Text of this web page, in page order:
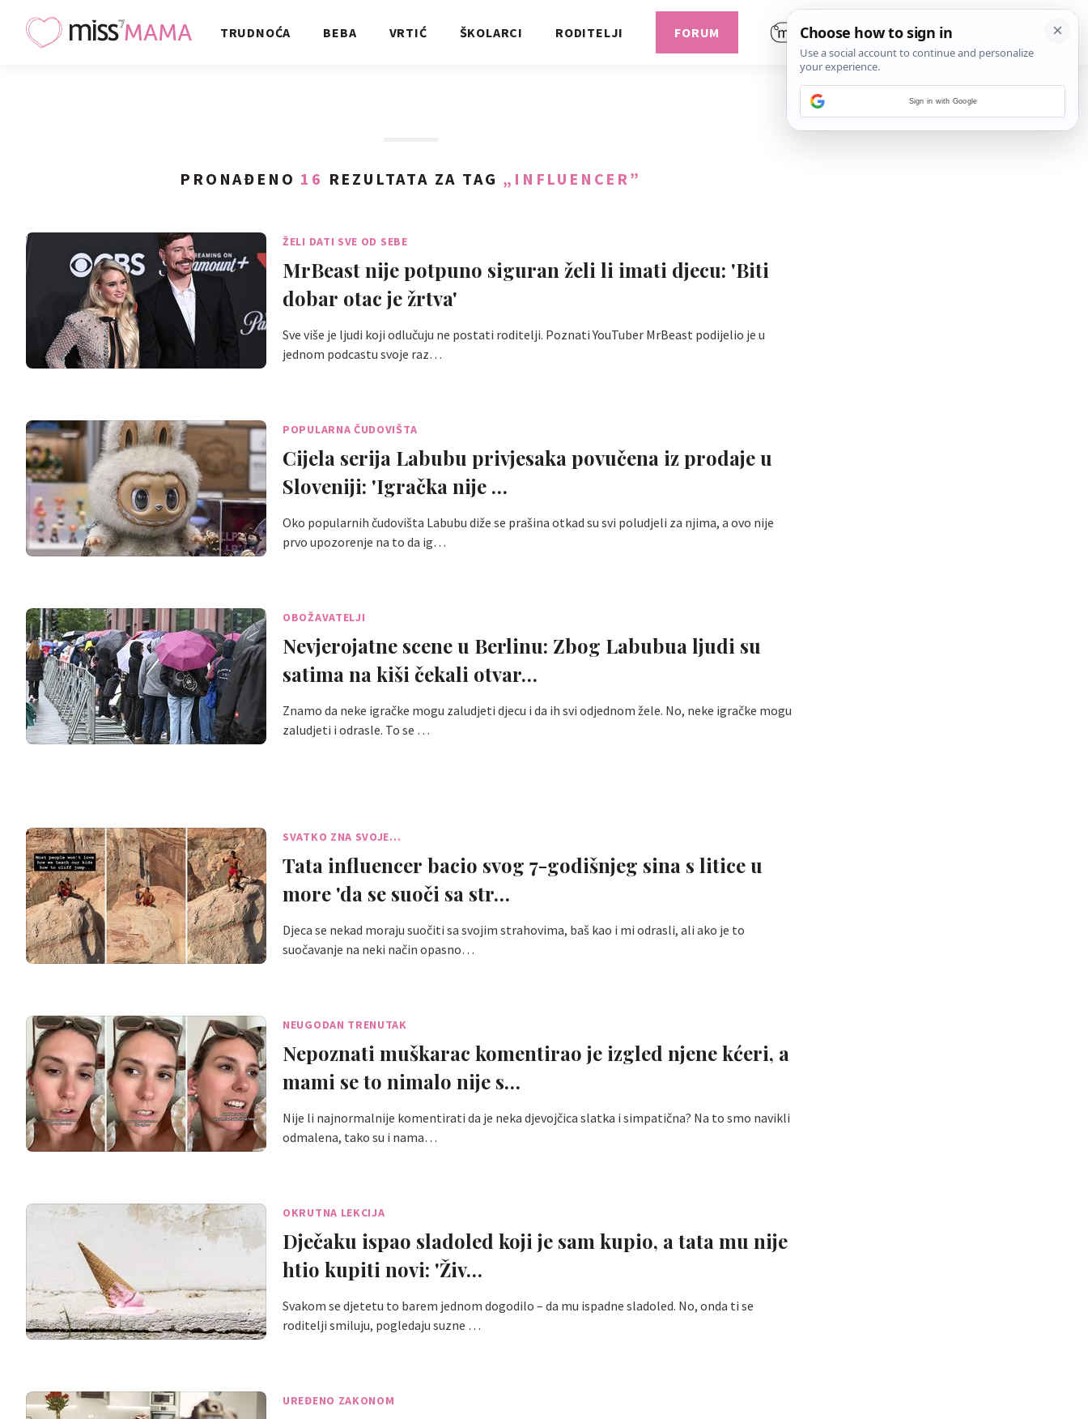
TRUDNOĆA BEBA VRTIĆ ŠKOLARCI RODITELJI FORUM
PRONAĐENO 16 REZULTATA ZA TAG „INFLUENCER”
ŽELI DATI SVE OD SEBE
MrBeast nije potpuno siguran želi li imati djecu: 'Biti
dobar otac je žrtva'
Sve više je ljudi koji odlučuju ne postati roditelji. Poznati YouTuber MrBeast podijelio je u
jednom podcastu svoje raz…
POPULARNA ČUDOVIŠTA
Cijela serija Labubu privjesaka povučena iz prodaje u
Sloveniji: 'Igračka nije …
Oko popularnih čudovišta Labubu diže se prašina otkad su svi poludjeli za njima, a ovo nije
prvo upozorenje na to da ig…
OBOŽAVATELJI
Nevjerojatne scene u Berlinu: Zbog Labubua ljudi su
satima na kiši čekali otvar…
Znamo da neke igračke mogu zaludjeti djecu i da ih svi odjednom žele. No, neke igračke mogu
zaludjeti i odrasle. To se …
SVATKO ZNA SVOJE…
Tata influencer bacio svog 7-godišnjeg sina s litice u
more 'da se suoči sa str…
Djeca se nekad moraju suočiti sa svojim strahovima, baš kao i mi odrasli, ali ako je to
suočavanje na neki način opasno…
NEUGODAN TRENUTAK
Nepoznati muškarac komentirao je izgled njene kćeri, a
mami se to nimalo nije s…
Nije li najnormalnije komentirati da je neka djevojčica slatka i simpatična? Na to smo navikli
odmalena, tako su i nama…
OKRUTNA LEKCIJA
Dječaku ispao sladoled koji je sam kupio, a tata mu nije
htio kupiti novi: 'Živ…
Svakom se djetetu to barem jednom dogodilo – da mu ispadne sladoled. No, onda ti se
roditelji smiluju, pogledaju suzne …
UREĐENO ZAKONOM
Sign in with Google